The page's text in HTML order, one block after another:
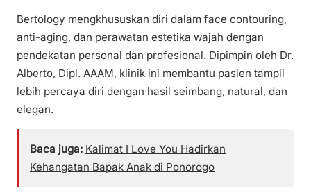
Bertology mengkhususkan diri dalam face contouring,
anti-aging, dan perawatan estetika wajah dengan
pendekatan personal dan profesional. Dipimpin oleh Dr.
Alberto, Dipl. AAAM, klinik ini membantu pasien tampil
lebih percaya diri dengan hasil seimbang, natural, dan
elegan.
Baca juga: Kalimat I Love You Hadirkan
Kehangatan Bapak Anak di Ponorogo